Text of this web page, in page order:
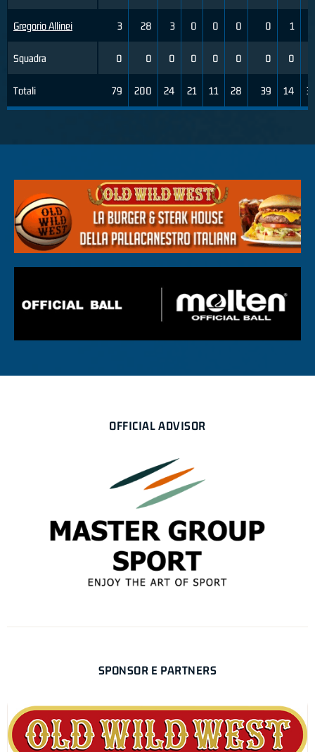
Gregorio Allinei
Squadra
Totali
3 28 3 0 0 0 0 1
0 0 0 0 0 0 0 0
79 200 24 21 11 28 39 14
OFFICIAL ADVISOR
SPONSOR E PARTNERS